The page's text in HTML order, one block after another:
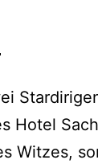
Hotel
Witzes,